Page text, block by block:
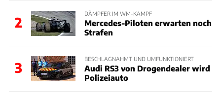
2
DÄMPFER IM WM-KAMPF
Mercedes-Piloten erwarten noch
Strafen
3
BESCHLAGNAHMT UND UMFUNKTIONIERT
Audi RS3 von Drogendealer wird
Polizeiauto